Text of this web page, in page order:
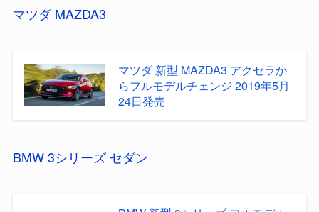
マツダ MAZDA3
マツダ 新型 MAZDA3 アクセラか
らフルモデルチェンジ 2019年5月
24日発売
BMW 3シリーズ セダン